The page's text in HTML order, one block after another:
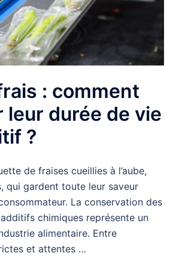
: comment
leur durée de vie
?
de fraises cueillies à l’aube,
qui gardent toute leur saveur
La conservation des
chimiques représente un
alimentaire. Entre
et attentes …